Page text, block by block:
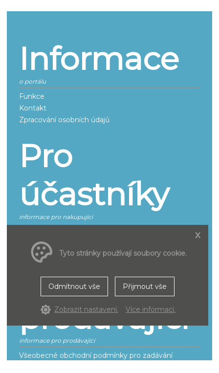
Informace
o portálu
Funkce
Kontakt
Zpracování osobních údajů
Pro
účastníky
informace pro nakupující
Smluvní podmínky pro účastníky řízení
Pro
prodávající
informace pro prodávající
Všeobecné obchodní podmínky pro zadávání
x
Tyto stránky používají soubory cookie.
Odmítnout vše Přijmout vše
Zobrazit nastavení. Více informací.